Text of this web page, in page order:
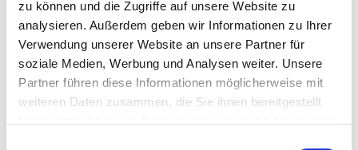
zu können und die Zugriffe auf unsere Website zu
analysieren. Außerdem geben wir Informationen zu Ihrer
Verwendung unserer Website an unsere Partner für
soziale Medien, Werbung und Analysen weiter. Unsere
Partner führen diese Informationen möglicherweise mit
weiteren Daten zusammen, die Sie ihnen bereitgestellt
haben oder die sie im Rahmen Ihrer Nutzung der Dienste
Von klassischen Plakatkampagnen über hoch
innovative Mechanismen bis zu perfekt inszenierten